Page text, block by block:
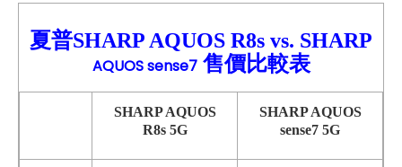
夏普SHARP AQUOS R8s vs. SHARP
AQUOS sense7售價比較表
SHARP AQUOS
R8s 5G
SHARPAQUOS
sense7 5G